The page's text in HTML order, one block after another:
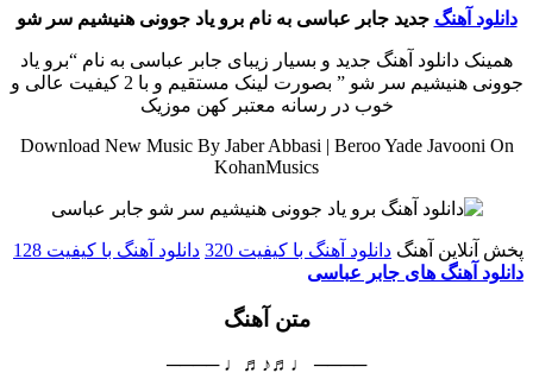
دانلود آهنگ جدید جابر عباسی به نام برو یاد جوونی هنیشیم سر شو
همینک دانلود آهنگ جدید و بسیار زیبای جابر عباسی به نام “برو یاد
جوونی هنیشیم سر شو ” بصورت لینک مستقیم و با 2 کیفیت عالی و
خوب در رسانه معتبر کهن موزیک
Download New Music By Jaber Abbasi | Beroo Yade Javooni On
KohanMusics
پخش آنلاین آهنگ دانلود آهنگ با کیفیت 320
دانلود آهنگ با کیفیت 128
دانلود آهنگ های جابر عباسی
متن آهنگ
──── ♩♬♪♬♩ ────